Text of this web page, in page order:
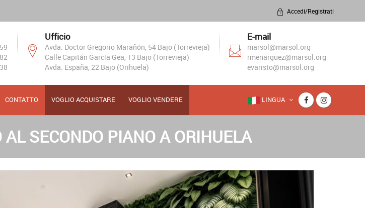
Accedi/Registrati
Ufficio
Avda. Doctor Gregorio Marañón, 54 Bajo (Torrevieja)
Calle Capitán García Gea, 13 Bajo (Torrevieja)
Avda. España, 22 Bajo (Orihuela)
E-mail
marsol@marsol.org
rmenarguez@marsol.org
evaristo@marsol.org
CONTATTO VOGLIO ACQUISTARE VOGLIO VENDERE LINGUA
SECONDO PIANO A ORIHUELA